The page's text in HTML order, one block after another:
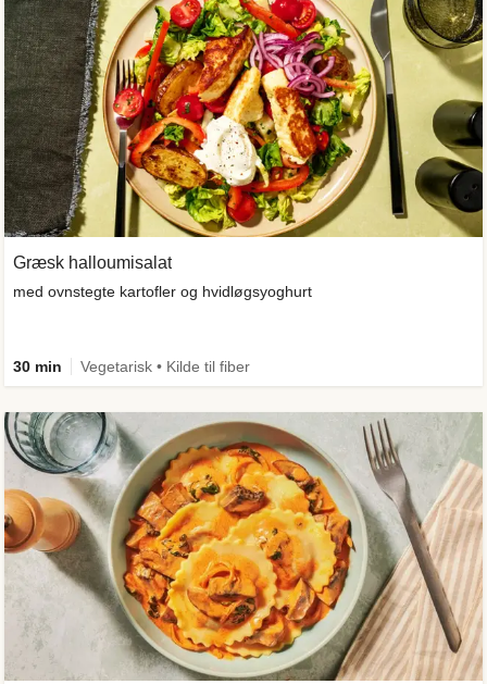
Græsk halloumisalat
med ovnstegte kartofler og hvidløgsyoghurt
30 min Vegetarisk • Kilde til fiber